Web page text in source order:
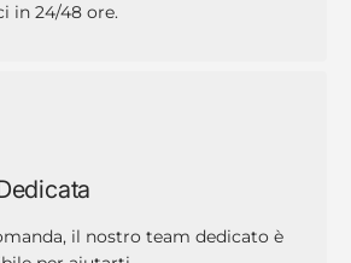
in 24/48 ore.
il nostro team dedicato è